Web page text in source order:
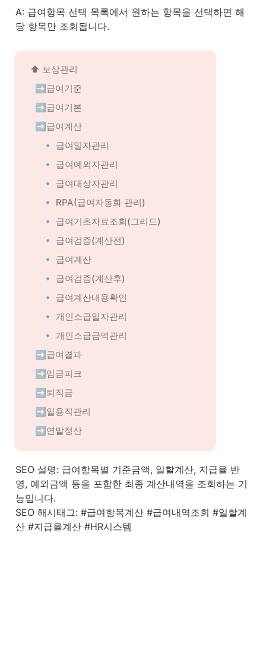
A: 급여항목 선택 목록에서 원하는 항목을 선택하면 해
당 항목만 조회됩니다.
⬆️ 보상관리
➡️급여기준
➡️급여기본
➡️급여계산
🔹 급여일자관리
🔹 급여예외자관리
🔹 급여대상자관리
🔹 RPA(급여자동화 관리)
🔹 급여기초자료조회(그리드)
🔹 급여검증(계산전)
🔹 급여계산
🔹 급여검증(계산후)
🔹 급여계산내용확인
🔹 개인소급일자관리
🔹 개인소급금액관리
➡️급여결과
➡️임금피크
➡️퇴직금
➡️일용직관리
➡️연말정산
SEO 설명: 급여항목별 기준금액, 일할계산, 지급율 반
영, 예외금액 등을 포함한 최종 계산내역을 조회하는 기
능입니다.
SEO 해시태그: #급여항목계산 #급여내역조회 #일할계
산 #지급율계산 #HR시스템